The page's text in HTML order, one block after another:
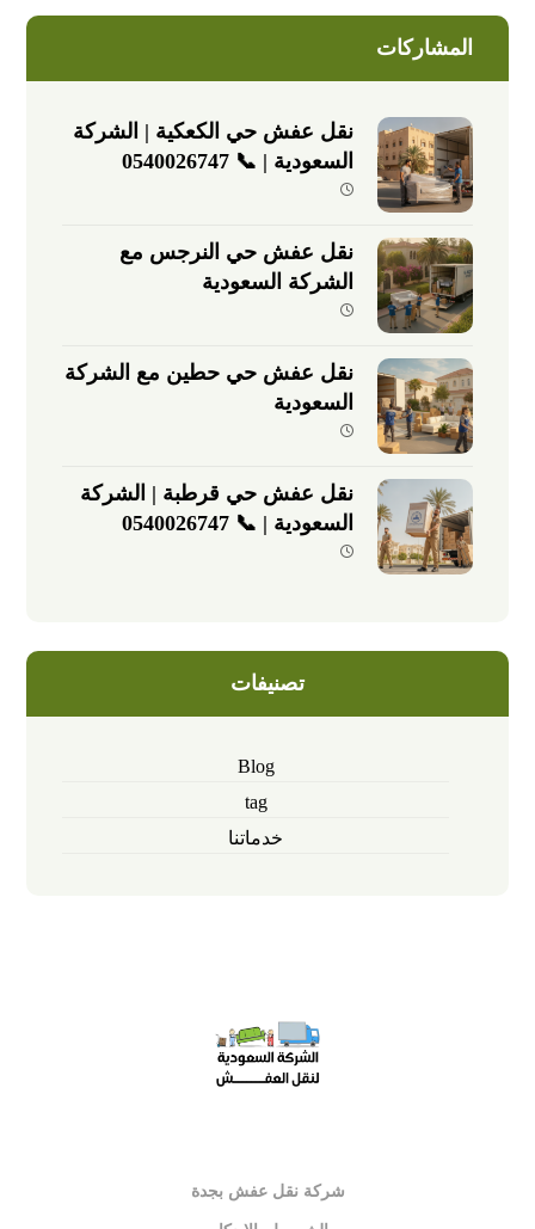
المشاركات
نقل عفش حي الكعكية | الشركة
السعودية | 📞 0540026747
نقل عفش حي النرجس مع
الشركة السعودية
نقل عفش حي حطين مع الشركة
السعودية
نقل عفش حي قرطبة | الشركة
السعودية | 📞 0540026747
تصنيفات
Blog
tag
خدماتنا
شركة نقل عفش بجدة